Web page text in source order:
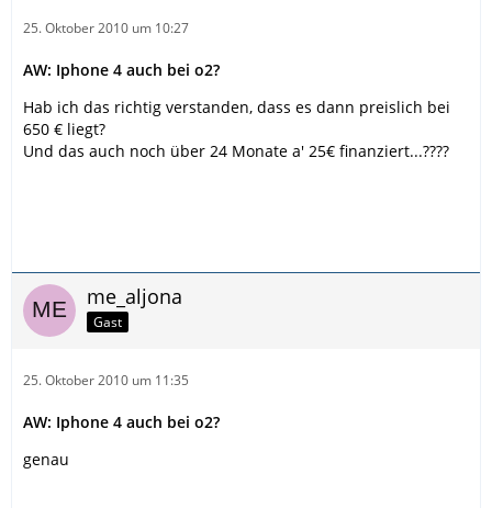
25. Oktober 2010 um 10:27
AW: Iphone 4 auch bei o2?
Hab ich das richtig verstanden, dass es dann preislich bei
650 € liegt?
Und das auch noch über 24 Monate a' 25€ finanziert...????
me_aljona
Gast
25. Oktober 2010 um 11:35
AW: Iphone 4 auch bei o2?
genau